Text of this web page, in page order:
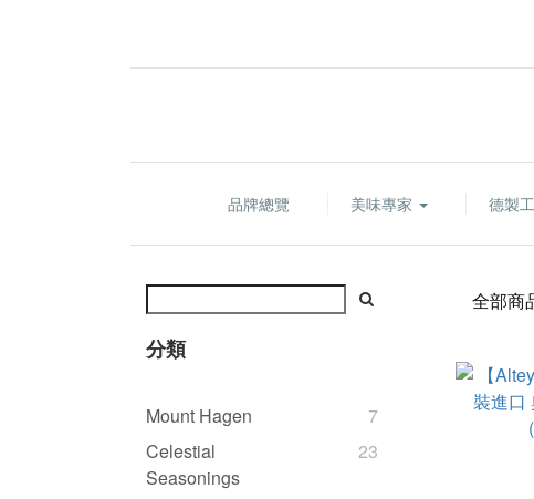
品牌總覽 美味專家 德製
分類
Mount Hagen
7
Celestial
Seasonings
23
全部商